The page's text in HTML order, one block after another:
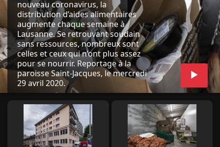
nouveau coronavirus, la
distribution d’aides alimentaires
augmente chaque semaine à
Lausanne. Se retrouvant soudain
sans ressources, nombreux sont
celles et ceux qui n’ont plus assez
pour se nourrir. Reportage à la
paroisse Saint-Jacques, le mercredi
29 avril 2020.